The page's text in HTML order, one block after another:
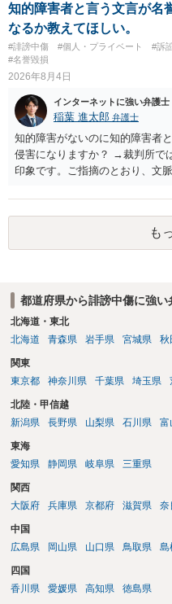
知的障害者と言う文言が名
なるか教えてほしい。
#誹謗中傷 #個人・プライベート #訴
#名誉毀損
2026年8月4日
インターネットに強い弁護士
稲葉 進太郎 弁護士
知的障害がないのに知的障害者
侵害になりますか？ →裁判所で
印象です。ご指摘のとおり、文
も
都道府県から誹謗中傷に強い
北海道・東北
北海道
青森県 岩手県 宮城県 秋
関東
東京都
神奈川県 千葉県 埼玉県
北陸・甲信越
新潟県
長野県 山梨県 石川県 富
東海
愛知県
静岡県 岐阜県 三重県
関西
大阪府
兵庫県 京都府 滋賀県 奈
中国
広島県
岡山県 山口県 鳥取県 島
四国
香川県
愛媛県 高知県 徳島県